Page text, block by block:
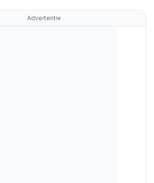
Advertentie